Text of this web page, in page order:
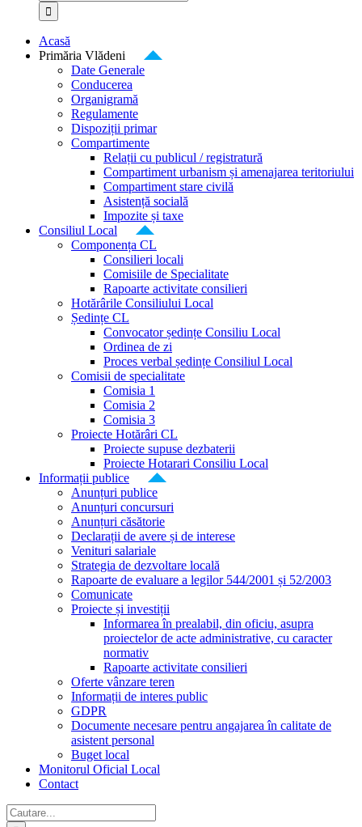
Acasă
Primăria Vlădeni
Date Generale
Conducerea
Organigramă
Regulamente
Dispoziții primar
Compartimente
Relații cu publicul / registratură
Compartiment urbanism și amenajarea teritoriului
Compartiment stare civilă
Asistență socială
Impozite și taxe
Consiliul Local
Componența CL
Consilieri locali
Comisiile de Specialitate
Rapoarte activitate consilieri
Hotărârile Consiliului Local
Ședințe CL
Convocator ședințe Consiliu Local
Ordinea de zi
Proces verbal ședințe Consiliul Local
Comisii de specialitate
Comisia 1
Comisia 2
Comisia 3
Proiecte Hotărâri CL
Proiecte supuse dezbaterii
Proiecte Hotarari Consiliu Local
Informații publice
Anunțuri publice
Anunțuri concursuri
Anunțuri căsătorie
Declarații de avere și de interese
Venituri salariale
Strategia de dezvoltare locală
Rapoarte de evaluare a legilor 544/2001 și 52/2003
Comunicate
Proiecte și investiții
Informarea în prealabil, din oficiu, asupra
proiectelor de acte administrative, cu caracter
normativ
Rapoarte activitate consilieri
Oferte vânzare teren
Informații de interes public
GDPR
Documente necesare pentru angajarea în calitate de
asistent personal
Buget local
Monitorul Oficial Local
Contact
Cautare...